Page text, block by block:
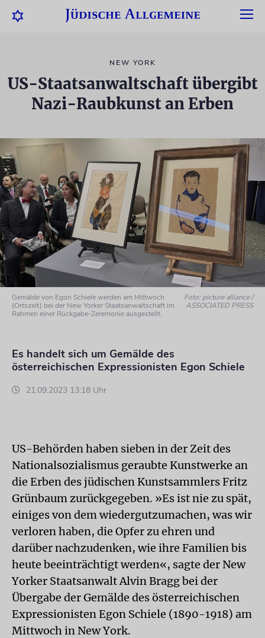
NEW YORK
US-Staatsanwaltschaft übergibt
Nazi-Raubkunst an Erben
Gemälde von Egon Schiele werden am Mittwoch
(Ortszeit) bei der New Yorker Staatsanwaltschaft im
Rahmen einer Rückgabe-Zeremonie ausgestellt.
Foto: picture alliance /
ASSOCIATED PRESS
Es handelt sich um Gemälde des
österreichischen Expressionisten Egon Schiele
21.09.2023 13:18 Uhr
US-Behörden haben sieben in der Zeit des
Nationalsozialismus geraubte Kunstwerke an
die Erben des jüdischen Kunstsammlers Fritz
Grünbaum zurückgegeben. »Es ist nie zu spät,
einiges von dem wiedergutzumachen, was wir
verloren haben, die Opfer zu ehren und
darüber nachzudenken, wie ihre Familien bis
heute beeinträchtigt werden«, sagte der New
Yorker Staatsanwalt Alvin Bragg bei der
Übergabe der Gemälde des österreichischen
Expressionisten Egon Schiele (1890-1918) am
Mittwoch in New York.